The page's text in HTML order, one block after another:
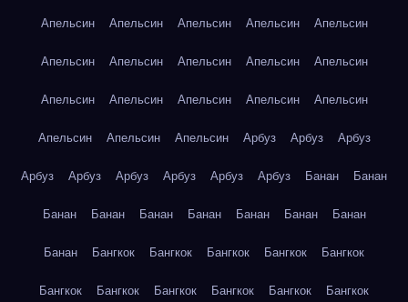
Апельсин Апельсин Апельсин Апельсин Апельсин
Апельсин Апельсин Апельсин Апельсин Апельсин
Апельсин Апельсин Апельсин Апельсин Апельсин
Апельсин Апельсин Апельсин Арбуз Арбуз Арбуз
Арбуз Арбуз Арбуз Арбуз Арбуз Арбуз Банан Банан
Банан Банан Банан Банан Банан Банан Банан
Банан Бангкок Бангкок Бангкок Бангкок Бангкок
Бангкок Бангкок Бангкок Бангкок Бангкок Бангкок